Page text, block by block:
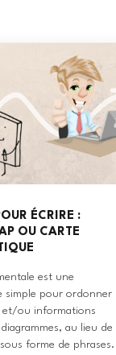
ÉCRIRE :
OU CARTE
est une
simple pour ordonner
et/ou informations
au lieu de
forme de phrases.